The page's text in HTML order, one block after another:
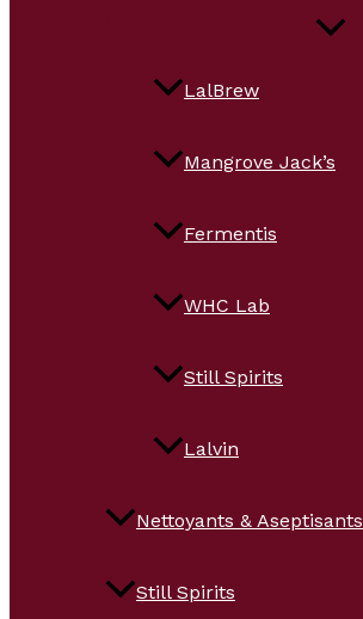
LalBrew
Mangrove Jack’s
Fermentis
WHC Lab
Still Spirits
Lalvin
Nettoyants & Aseptisants
Still Spirits